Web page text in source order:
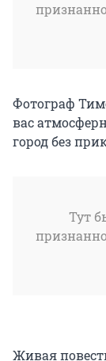
Фотограф
вас
город без
Тут
Живая